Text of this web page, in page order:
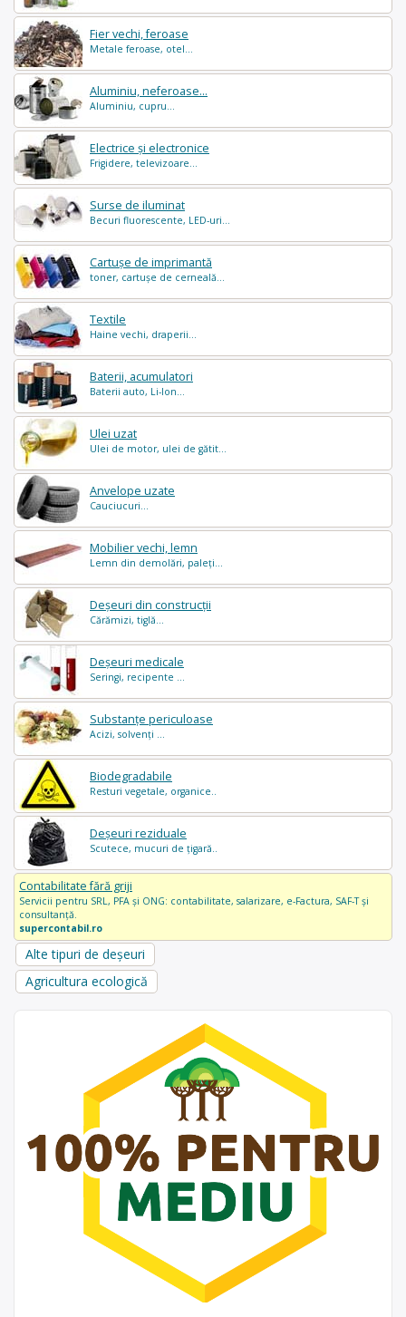
Fier vechi, feroase
Metale feroase, otel...
Aluminiu, neferoase...
Aluminiu, cupru...
Electrice și electronice
Frigidere, televizoare...
Surse de iluminat
Becuri fluorescente, LED-uri...
Cartușe de imprimantă
toner, cartușe de cerneală...
Textile
Haine vechi, draperii...
Baterii, acumulatori
Baterii auto, Li-Ion...
Ulei uzat
Ulei de motor, ulei de gătit...
Anvelope uzate
Cauciucuri...
Mobilier vechi, lemn
Lemn din demolări, paleți...
Deșeuri din construcții
Cărămizi, tiglă...
Deșeuri medicale
Seringi, recipente ...
Substanțe periculoase
Acizi, solvenți ...
Biodegradabile
Resturi vegetale, organice..
Deșeuri reziduale
Scutece, mucuri de țigară..
Contabilitate fără griji
Servicii pentru SRL, PFA și ONG: contabilitate, salarizare, e-Factura, SAF-T și
consultanță.
supercontabil.ro
Alte tipuri de deșeuri
Agricultura ecologică